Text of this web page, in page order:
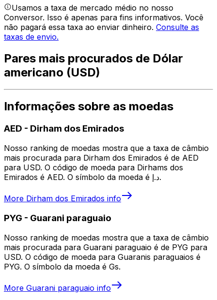
Usamos a taxa de mercado médio no nosso
Conversor. Isso é apenas para fins informativos. Você
não pagará essa taxa ao enviar dinheiro. Consulte as
taxas de envio.
Pares mais procurados de Dólar
americano (USD)
Informações sobre as moedas
AED - Dirham dos Emirados
Nosso ranking de moedas mostra que a taxa de câmbio
mais procurada para Dirham dos Emirados é de AED
para USD. O código de moeda para Dirhams dos
Emirados é AED. O símbolo da moeda é د.إ.
More Dirham dos Emirados info
PYG - Guarani paraguaio
Nosso ranking de moedas mostra que a taxa de câmbio
mais procurada para Guarani paraguaio é de PYG para
USD. O código de moeda para Guaranis paraguaios é
PYG. O símbolo da moeda é Gs.
More Guarani paraguaio info